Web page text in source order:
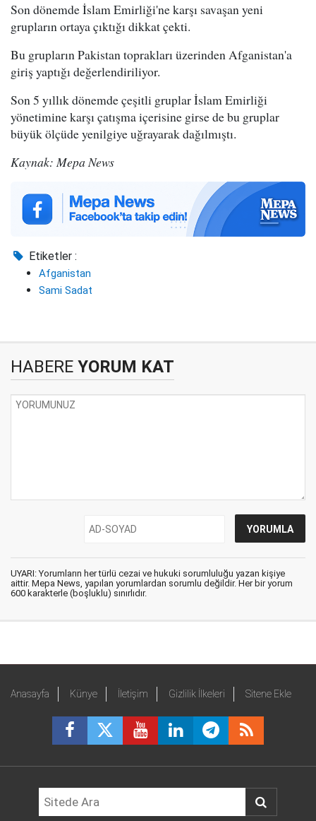
Son dönemde İslam Emirliği'ne karşı savaşan yeni
grupların ortaya çıktığı dikkat çekti.
Bu grupların Pakistan toprakları üzerinden Afganistan'a
giriş yaptığı değerlendiriliyor.
Son 5 yıllık dönemde çeşitli gruplar İslam Emirliği
yönetimine karşı çatışma içerisine girse de bu gruplar
büyük ölçüde yenilgiye uğrayarak dağılmıştı.
Kaynak: Mepa News
Etiketler :
Afganistan
Sami Sadat
HABERE YORUM KAT
UYARI: Yorumların her türlü cezai ve hukuki sorumluluğu yazan kişiye
aittir. Mepa News, yapılan yorumlardan sorumlu değildir. Her bir yorum
600 karakterle (boşluklu) sınırlıdır.
Anasayfa Künye İletişim Gizlilik İlkeleri Sitene Ekle